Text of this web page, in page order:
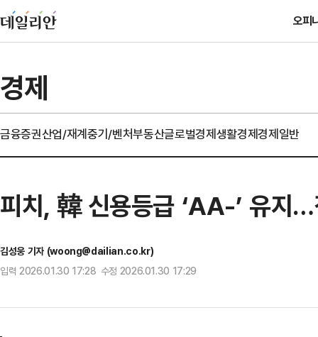
오피
경제
금융증권산업/재계중기/벤처부동산글로벌경제생활경제경제일반
피치, 韓 신용등급 ‘AA-’ 유지
김성웅 기자 (woong@dailian.co.kr)
입력 2026.01.30 17:28 수정 2026.01.30 17:29